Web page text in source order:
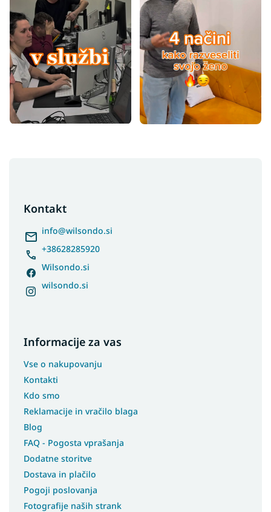
Kontakt
info@wilsondo.si
+38628285920
Wilsondo.si
wilsondo.si
Informacije za vas
Vse o nakupovanju
Kontakti
Kdo smo
Reklamacije in vračilo blaga
Blog
FAQ - Pogosta vprašanja
Dodatne storitve
Dostava in plačilo
Pogoji poslovanja
Fotografije naših strank